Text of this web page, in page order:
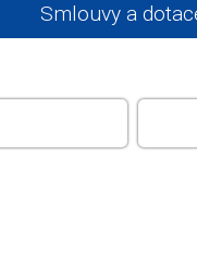
Smlouvy a